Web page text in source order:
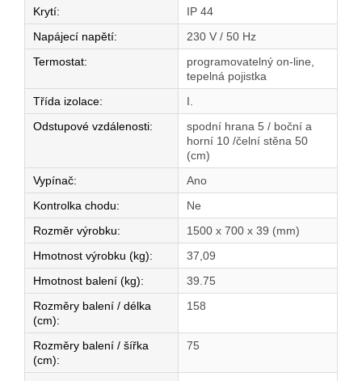
Krytí:
IP 44
Napájecí napětí:
230 V / 50 Hz
Termostat:
programovatelný on-line,
tepelná pojistka
Třída izolace:
I.
Odstupové vzdálenosti:
spodní hrana 5 / boční a
horní 10 /čelní stěna 50
(cm)
Vypínač:
Ano
Kontrolka chodu:
Ne
Rozměr výrobku:
1500 x 700 x 39 (mm)
Hmotnost výrobku (kg):
37,09
Hmotnost balení (kg):
39.75
Rozměry balení / délka
(cm):
158
Rozměry balení / šířka
(cm):
75